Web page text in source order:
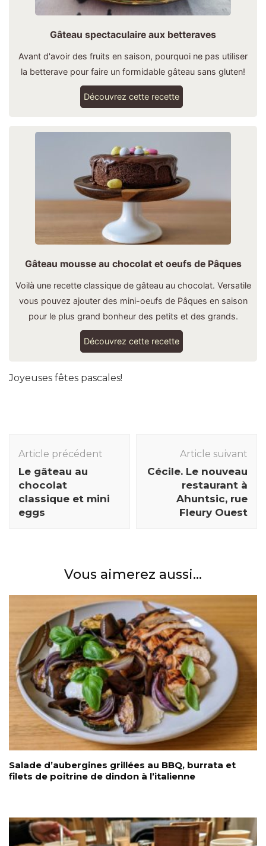
Gâteau spectaculaire aux betteraves
Avant d'avoir des fruits en saison, pourquoi ne pas utiliser
la betterave pour faire un formidable gâteau sans gluten!
Découvrez cette recette
Gâteau mousse au chocolat et oeufs de Pâques
Voilà une recette classique de gâteau au chocolat. Versatile
vous pouvez ajouter des mini-oeufs de Pâques en saison
pour le plus grand bonheur des petits et des grands.
Découvrez cette recette
Joyeuses fêtes pascales!
des
articles
Article précédent
Le gâteau au
chocolat
classique et mini
eggs
Article suivant
Cécile. Le nouveau
restaurant à
Ahuntsic, rue
Fleury Ouest
Vous aimerez aussi...
Salade d’aubergines grillées au BBQ, burrata et
filets de poitrine de dindon à l’italienne